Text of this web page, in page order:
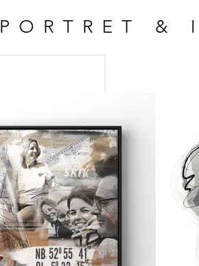
PORTRET &